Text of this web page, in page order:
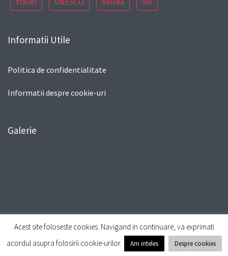
Informatii Utile
Politica de confidentialitate
Informatii despre cookie-uri
Galerie
© All Right ReservedTravel Way byAcme Themes
Acest site foloseste cookies. Navigand in continuare, va exprimati
acordul asupra folosirii cookie-urilor.
Am inteles Despre cookies